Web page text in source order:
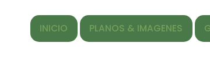
INICIO PLANOS & IMAGENES GESTIÓN Y
</span> <span class="entry-
alairemalaga2.com/wp-content/